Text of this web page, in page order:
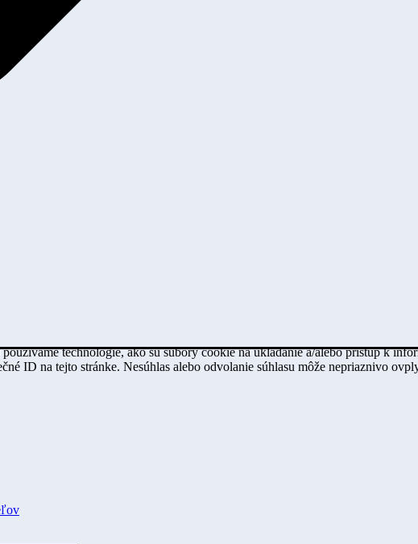
technológie, ako sú súbory cookie na ukladanie a/alebo prístup k
ID na tejto stránke. Nesúhlas alebo odvolanie súhlasu môže nepriaznivo